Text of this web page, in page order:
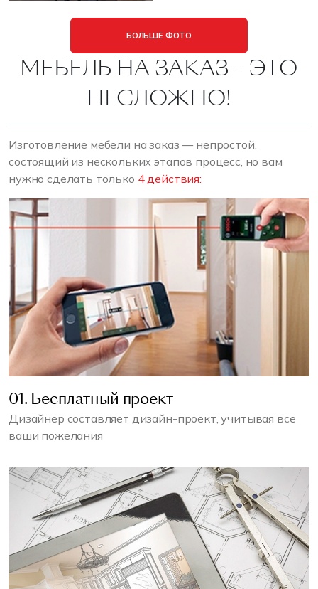
БОЛЬШЕ ФОТО
МЕБЕЛЬ НА ЗАКАЗ - ЭТО
НЕСЛОЖНО!
Изготовление мебели на заказ — непростой,
состоящий из нескольких этапов процесс, но вам
нужно сделать только 4 действия:
01. Бесплатный проект
Дизайнер составляет дизайн-проект, учитывая все
ваши пожелания